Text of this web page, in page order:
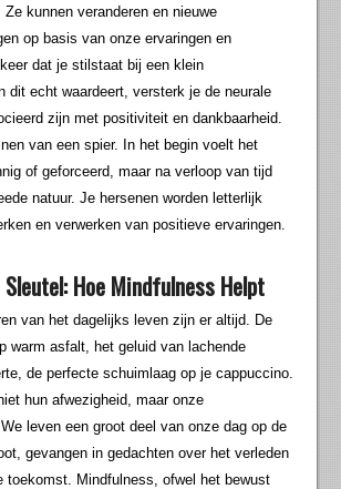
kunnen veranderen en nieuwe
op basis van onze ervaringen en
dat je stilstaat bij een klein
dit echt waardeert, versterk je de neurale
zijn met positiviteit en dankbaarheid.
van een spier. In het begin voelt het
of geforceerd, maar na verloop van tijd
natuur. Je hersenen worden letterlijk
en verwerken van positieve ervaringen.
Hoe Mindfulness Helpt
van het dagelijks leven zijn er altijd. De
warm asfalt, het geluid van lachende
de perfecte schuimlaag op je cappuccino.
hun afwezigheid, maar onze
leven een groot deel van onze dag op de
gevangen in gedachten over het verleden
toekomst. Mindfulness, ofwel het bewust